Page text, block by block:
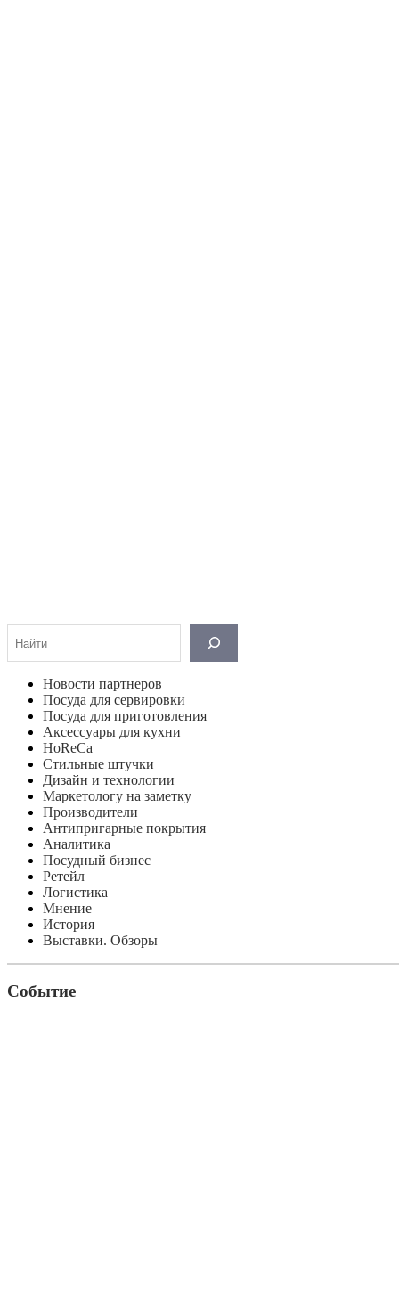
Новости партнеров
Посуда для сервировки
Посуда для приготовления
Аксессуары для кухни
HoReCa
Стильные штучки
Дизайн и технологии
Маркетологу на заметку
Производители
Антипригарные покрытия
Аналитика
Посудный бизнес
Ретейл
Логистика
Мнение
История
Выставки. Обзоры
Событие